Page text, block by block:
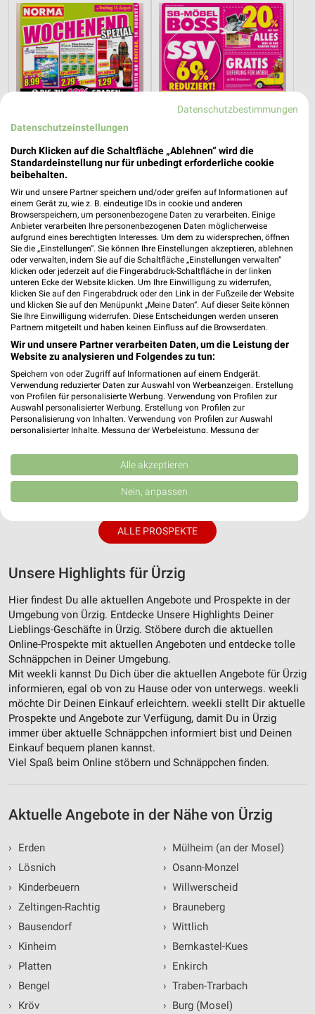
5 km
Wochenend Spezial
Gültig ab Fr. 14.08.
7,1 km
Angebote ab 03.08.
Noch morgen gültig
NORMA
5 km
Wochenend Spezial
Globus
Angebote ab 03.08.
Noch morgen gültig
ALLE PROSPEKTE
Unsere Highlights für Ürzig
Hier findest Du alle aktuellen Angebote und Prospekte in der
Umgebung von Ürzig. Entdecke Unsere Highlights Deiner
Lieblings-Geschäfte in Ürzig. Stöbere durch die aktuellen
Online-Prospekte mit aktuellen Angeboten und entdecke tolle
Schnäppchen in Deiner Umgebung.
Mit weekli kannst Du Dich über die aktuellen Angebote für Ürzig
informieren, egal ob von zu Hause oder von unterwegs. weekli
möchte Dir Deinen Einkauf erleichtern. weekli stellt Dir aktuelle
Prospekte und Angebote zur Verfügung, damit Du in Ürzig
immer über aktuelle Schnäppchen informiert bist und Deinen
Einkauf bequem planen kannst.
Viel Spaß beim Online stöbern und Schnäppchen finden.
Aktuelle Angebote in der Nähe von Ürzig
›
Erden
›
Lösnich
›
Kinderbeuern
› Zeltingen-Rachtig
›
Bausendorf
›
Kinheim
›
Platten
›
Bengel
›
Kröv
› Mülheim (an der Mosel)
› Osann-Monzel
› Willwerscheid
› Brauneberg
› Wittlich
› Bernkastel-Kues
› Enkirch
› Traben-Trarbach
› Burg (Mosel)
Datenschutzbestimmungen
Datenschutzeinstellungen
Durch Klicken auf die Schaltfläche „Ablehnen“ wird die
Standardeinstellung nur für unbedingt erforderliche cookie
beibehalten.
Wir und unsere Partner speichern und/oder greifen auf Informationen auf
einem Gerät zu, wie z. B. eindeutige IDs in cookie und anderen
Browserspeichern, um personenbezogene Daten zu verarbeiten. Einige
Anbieter verarbeiten Ihre personenbezogenen Daten möglicherweise
aufgrund eines berechtigten Interesses. Um dem zu widersprechen, öffnen
Sie die „Einstellungen“. Sie können Ihre Einstellungen akzeptieren, ablehnen
oder verwalten, indem Sie auf die Schaltfläche „Einstellungen verwalten“
klicken oder jederzeit auf die Fingerabdruck-Schaltfläche in der linken
unteren Ecke der Website klicken. Um Ihre Einwilligung zu widerrufen,
klicken Sie auf den Fingerabdruck oder den Link in der Fußzeile der Website
und klicken Sie auf den Menüpunkt „Meine Daten“. Auf dieser Seite können
Sie Ihre Einwilligung widerrufen. Diese Entscheidungen werden unseren
Partnern mitgeteilt und haben keinen Einfluss auf die Browserdaten.
Wir und unsere Partner verarbeiten Daten, um die Leistung der
Website zu analysieren und Folgendes zu tun:
Speichern von oder Zugriff auf Informationen auf einem Endgerät.
Verwendung reduzierter Daten zur Auswahl von Werbeanzeigen. Erstellung
von Profilen für personalisierte Werbung. Verwendung von Profilen zur
Auswahl personalisierter Werbung. Erstellung von Profilen zur
Personalisierung von Inhalten. Verwendung von Profilen zur Auswahl
personalisierter Inhalte. Messung der Werbeleistung. Messung der
Kombinationen von Daten aus verschiedenen Quellen. Entwicklung und
Verbesserung der Angebote. Verwendung reduzierter Daten zur Auswahl
von Inhalten.
Daten können außerhalb der Europäischen Union weitergegeben und in die
USA gesendet werden.
Website/App.
Partnerliste anzeigen (1 IAB-Anbieter)
IAB-Verarbeitungszwecke:
Speichern von oder Zugriff auf Informationen
auf einem Endgerät
Verwendung reduzierter Daten zur Auswahl von
Werbeanzeigen
Erstellung von Profilen für personalisierte
Werbung
Verwendung von Profilen zur Auswahl
personalisierter Werbung
Erstellung von Profilen zur Personalisierung
personalisierter Inhalte
Messung der Werbeleistung
Messung der Performance von Inhalten
Analyse von Zielgruppen durch Statistiken oder
Kombinationen von Daten aus verschiedenen
Quellen
Verwendung reduzierter Daten zur Auswahl von
Alle akzeptieren
Nein, anpassen